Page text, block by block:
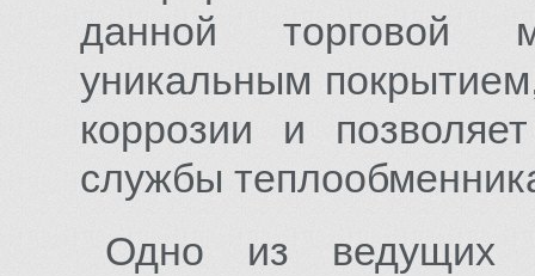
данной торговой
уникальным
коррозии и позволяет
службы
Одно из ведущих